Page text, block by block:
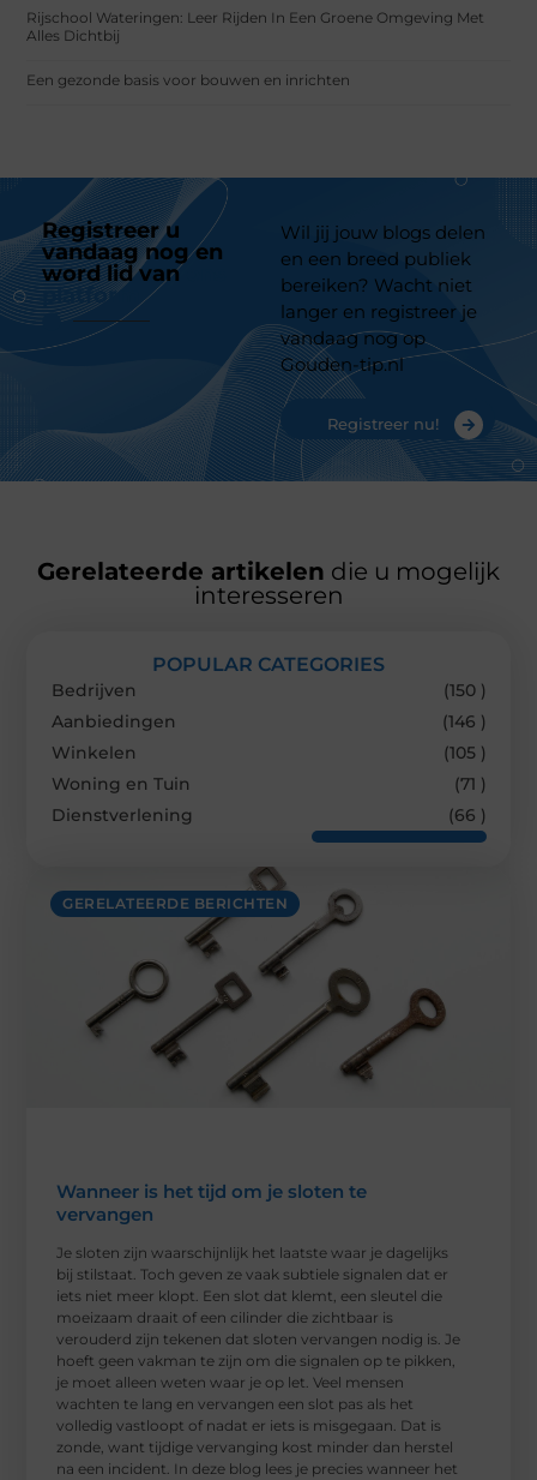
Rijschool Wateringen: Leer Rijden In Een Groene Omgeving Met
Alles Dichtbij
Een gezonde basis voor bouwen en inrichten
Registreer u
vandaag nog en
word lid van
platform
Wil jij jouw blogs delen
en een breed publiek
bereiken? Wacht niet
langer en registreer je
vandaag nog op
Gouden-tip.nl
Registreer nu!
Gerelateerde artikelen die u mogelijk
interesseren
GERELATEERDE BERICHTEN
Wanneer is het tijd om je sloten te
vervangen
Je sloten zijn waarschijnlijk het laatste waar je dagelijks
bij stilstaat. Toch geven ze vaak subtiele signalen dat er
iets niet meer klopt. Een slot dat klemt, een sleutel die
moeizaam draait of een cilinder die zichtbaar is
verouderd zijn tekenen dat sloten vervangen nodig is. Je
hoeft geen vakman te zijn om die signalen op te pikken,
je moet alleen weten waar je op let. Veel mensen
wachten te lang en vervangen een slot pas als het
volledig vastloopt of nadat er iets is misgegaan. Dat is
zonde, want tijdige vervanging kost minder dan herstel
na een incident. In deze blog lees je precies wanneer het
POPULAR CATEGORIES
Bedrijven
(150 )
Aanbiedingen
(146 )
Winkelen
(105 )
Woning en Tuin
(71 )
Dienstverlening
(66 )